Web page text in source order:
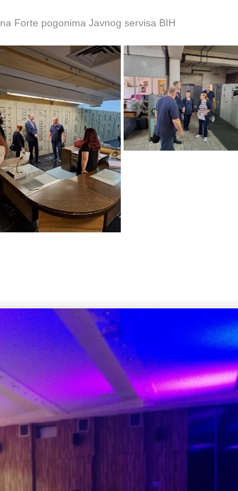
Forte pogonima Javnog servisa BIH